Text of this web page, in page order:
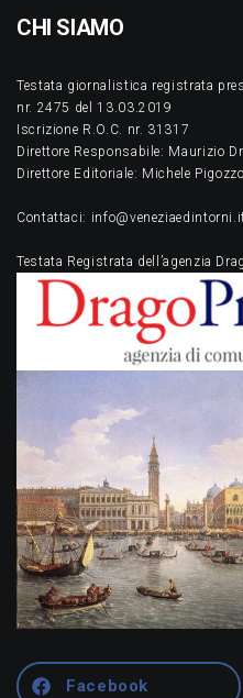
CHI SIAMO
Testata giornalistica registrata
nr. 2475 del 13.03.2019
Iscrizione R.O.C. nr. 31317
Direttore Responsabile: Maurizio
Direttore Editoriale: Michele Pigozzo
Contattaci:
Testata Registrata dell’agenzia
Facebook